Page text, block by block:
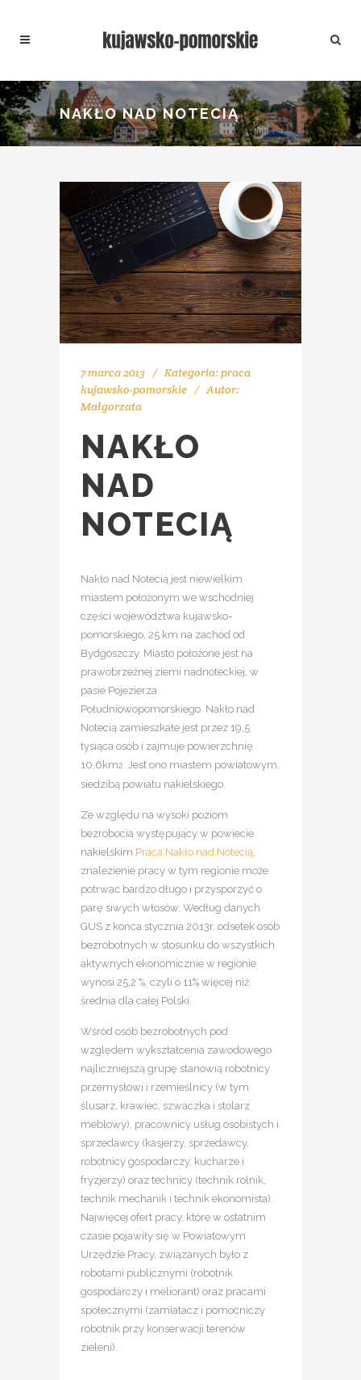
NAKŁO NAD NOTECIĄ
7 marca 2013 Kategoria:praca
kujawsko-pomorskie
Autor:
Małgorzata
NAKŁO
NAD
NOTECIĄ
Nakło nad Notecią jest niewielkim
miastem położonym we wschodniej
części województwa kujawsko-
pomorskiego, 25 km na zachód od
Bydgoszczy. Miasto położone jest na
prawobrzeżnej ziemi nadnoteckiej, w
pasie Pojezierza
Południowopomorskiego. Nakło nad
Notecią zamieszkałe jest przez 19,5
tysiąca osób i zajmuje powierzchnię
10,6km2. Jest ono miastem powiatowym,
siedzibą powiatu nakielskiego.
Ze względu na wysoki poziom
bezrobocia występujący w powiecie
nakielskim Praca Nakło nad Notecią,
znalezienie pracy w tym regionie może
potrwać bardzo długo i przysporzyć o
parę siwych włosów. Według danych
GUS z końca stycznia 2013r. odsetek osób
bezrobotnych w stosunku do wszystkich
aktywnych ekonomicznie w regionie
wynosi 25,2 %, czyli o 11% więcej niż
średnia dla całej Polski.
Wśród osób bezrobotnych pod
względem wykształcenia zawodowego
najliczniejszą grupę stanowią robotnicy
przemysłowi i rzemieślnicy (w tym
ślusarz, krawiec, szwaczka i stolarz
meblowy), pracownicy usług osobistych i
sprzedawcy (kasjerzy, sprzedawcy,
robotnicy gospodarczy, kucharze i
fryzjerzy) oraz technicy (technik rolnik,
technik mechanik i technik ekonomista).
Najwięcej ofert pracy, które w ostatnim
czasie pojawiły się w Powiatowym
Urzędzie Pracy, związanych było z
robotami publicznymi (robotnik
gospodarczy i meliorant) oraz pracami
społecznymi (zamiatacz i pomocniczy
robotnik przy konserwacji terenów
zieleni).